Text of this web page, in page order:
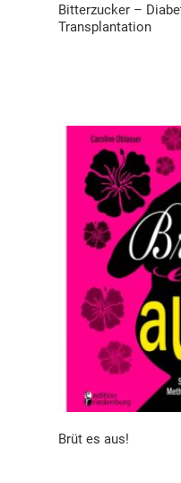
Bitterzucker –
Transplantation
Brüt es aus!